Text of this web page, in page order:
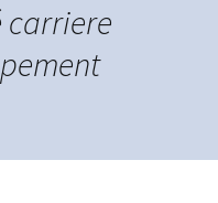
carriere